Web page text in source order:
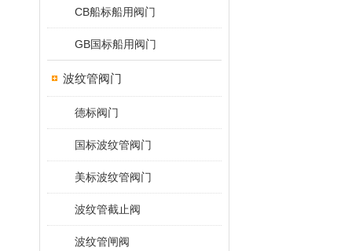
CB船标船用阀门
GB国标船用阀门
波纹管阀门
德标阀门
国标波纹管阀门
美标波纹管阀门
波纹管截止阀
波纹管闸阀